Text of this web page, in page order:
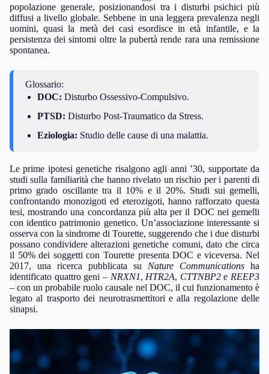
popolazione generale, posizionandosi tra i disturbi psichici più
diffusi a livello globale. Sebbene in una leggera prevalenza negli
uomini, quasi la metà dei casi esordisce in età infantile, e la
persistenza dei sintomi oltre la pubertà rende rara una remissione
spontanea.
Glossario:
DOC: Disturbo Ossessivo-Compulsivo.
PTSD: Disturbo Post-Traumatico da Stress.
Eziologia: Studio delle cause di una malattia.
Le prime ipotesi genetiche risalgono agli anni ’30, supportate da
studi sulla familiarità che hanno rivelato un rischio per i parenti di
primo grado oscillante tra il 10% e il 20%. Studi sui gemelli,
confrontando monozigoti ed eterozigoti, hanno rafforzato questa
tesi, mostrando una concordanza più alta per il DOC nei gemelli
con identico patrimonio genetico. Un’associazione interessante si
osserva con la sindrome di Tourette, suggerendo che i due disturbi
possano condividere alterazioni genetiche comuni, dato che circa
il 50% dei soggetti con Tourette presenta DOC e viceversa. Nel
2017, una ricerca pubblicata su Nature Communications ha
identificato quattro geni – NRXN1, HTR2A, CTTNBP2e REEP3
– con un probabile ruolo causale nel DOC, il cui funzionamento è
legato al trasporto dei neurotrasmettitori e alla regolazione delle
sinapsi.